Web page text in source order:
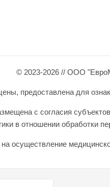
© 2023-2026 // ООО
предоставлена для
с согласия
в отношении обработки
осуществление